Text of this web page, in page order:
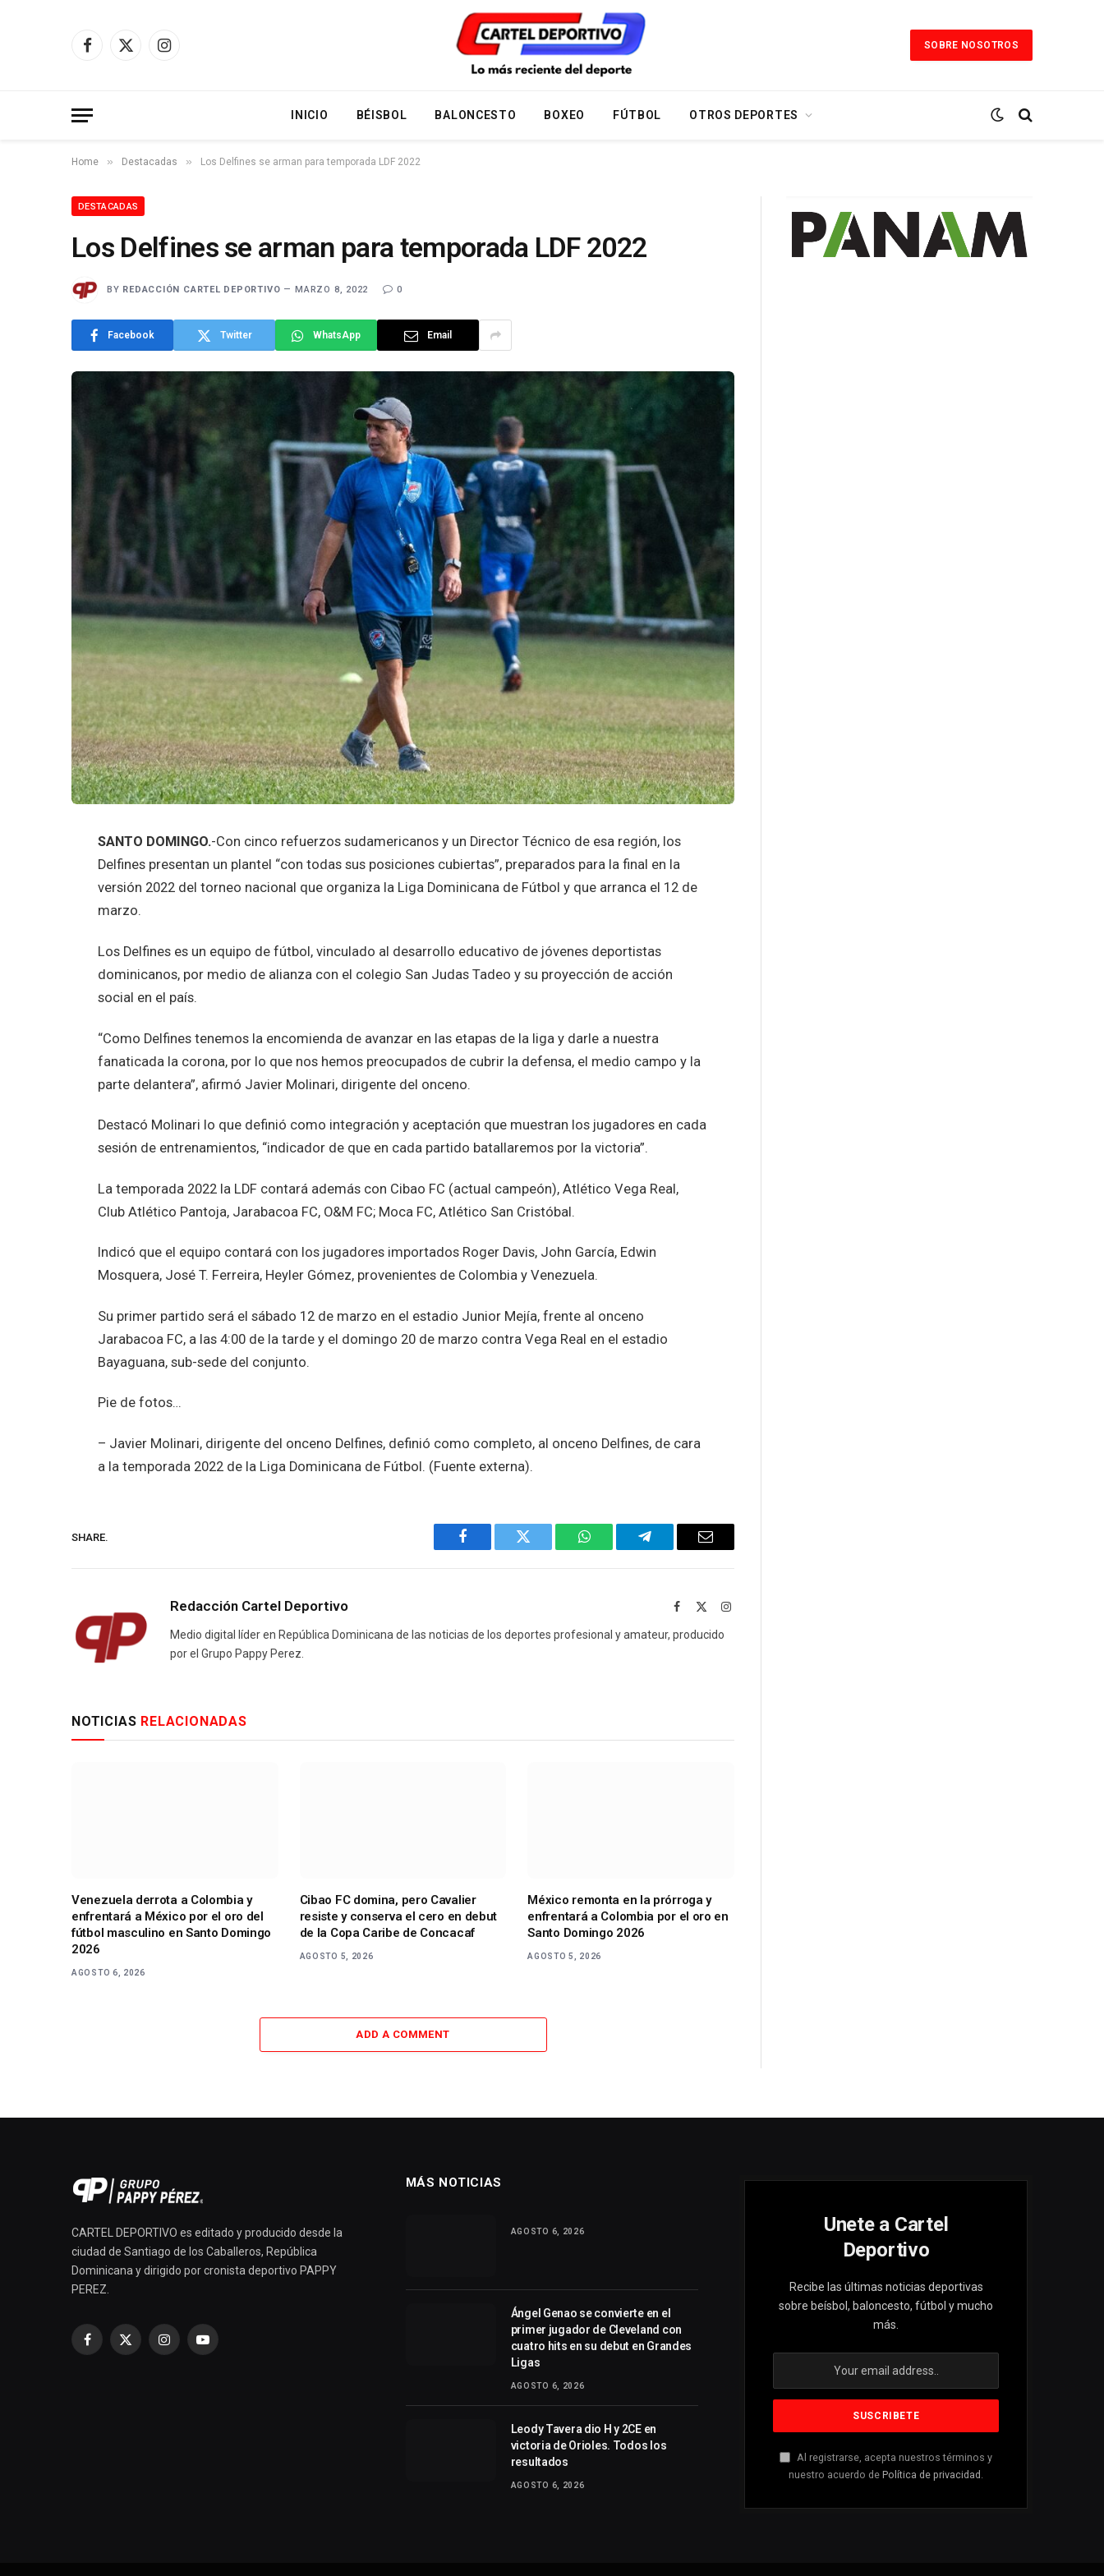
Facebook
X
Instagram
SOBRE NOSOTROS
INICIO BÉISBOL BALONCESTO BOXEO FÚTBOL OTROS DEPORTES
Home » Destacadas » Los Delfines se arman para temporada LDF 2022
DESTACADAS
Los Delfines se arman para temporada LDF 2022
BY REDACCIÓN CARTEL DEPORTIVO MARZO 8, 2022 0
Facebook Twitter WhatsApp Email
SANTO DOMINGO.-Con cinco refuerzos sudamericanos y un Director Técnico de esa región, los
Delfines presentan un plantel “con todas sus posiciones cubiertas”, preparados para la final en la
versión 2022 del torneo nacional que organiza la Liga Dominicana de Fútbol y que arranca el 12 de
marzo.
Los Delfines es un equipo de fútbol, vinculado al desarrollo educativo de jóvenes deportistas
dominicanos, por medio de alianza con el colegio San Judas Tadeo y su proyección de acción
social en el país.
“Como Delfines tenemos la encomienda de avanzar en las etapas de la liga y darle a nuestra
fanaticada la corona, por lo que nos hemos preocupados de cubrir la defensa, el medio campo y la
parte delantera”, afirmó Javier Molinari, dirigente del onceno.
Destacó Molinari lo que definió como integración y aceptación que muestran los jugadores en cada
sesión de entrenamientos, “indicador de que en cada partido batallaremos por la victoria”.
La temporada 2022 la LDF contará además con Cibao FC (actual campeón), Atlético Vega Real,
Club Atlético Pantoja, Jarabacoa FC, O&M FC; Moca FC, Atlético San Cristóbal.
Indicó que el equipo contará con los jugadores importados Roger Davis, John García, Edwin
Mosquera, José T. Ferreira, Heyler Gómez, provenientes de Colombia y Venezuela.
Su primer partido será el sábado 12 de marzo en el estadio Junior Mejía, frente al onceno
Jarabacoa FC, a las 4:00 de la tarde y el domingo 20 de marzo contra Vega Real en el estadio
Bayaguana, sub-sede del conjunto.
Pie de fotos…
– Javier Molinari, dirigente del onceno Delfines, definió como completo, al onceno Delfines, de cara
a la temporada 2022 de la Liga Dominicana de Fútbol. (Fuente externa).
SHARE.
Facebook Twitter WhatsAppTelegram Email
Redacción Cartel Deportivo Facebook Instagram
Medio digital líder en República Dominicana de las noticias de los deportes profesional y amateur, producido
por el Grupo Pappy Perez.
NOTICIAS RELACIONADAS
Venezuela derrota a Colombia y
enfrentará a México por el oro del
fútbol masculino en Santo Domingo
2026
AGOSTO 6, 2026
Cibao FC domina, pero Cavalier
resiste y conserva el cero en debut
de la Copa Caribe de Concacaf
AGOSTO 5, 2026
México remonta en la prórroga y
enfrentará a Colombia por el oro en
Santo Domingo 2026
AGOSTO 5, 2026
ADD A COMMENT
CARTEL DEPORTIVO es editado y producido desde la
ciudad de Santiago de los Caballeros, República
Dominicana y dirigido por cronista deportivo PAPPY
PEREZ.
Facebook
X
InstagramYouTube
MÁS NOTICIAS
AGOSTO 6, 2026
Ángel Genao se convierte en el
primer jugador de Cleveland con
cuatro hits en su debut en Grandes
Ligas
AGOSTO 6, 2026
Leody Tavera dio H y 2CE en
victoria de Orioles. Todos los
resultados
AGOSTO 6, 2026
Unete a Cartel
Deportivo
Recibe las últimas noticias deportivas
sobre beísbol, baloncesto, fútbol y mucho
más.
Al registrarse, acepta nuestros términos y
nuestro acuerdo dePolítica de privacidad